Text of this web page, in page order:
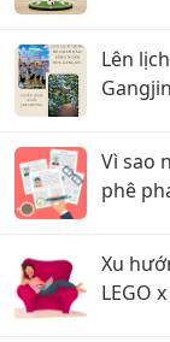
Lên
Vì sao
phê
Xu
LEGO